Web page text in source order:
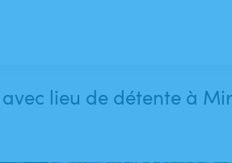
lieu de détente à